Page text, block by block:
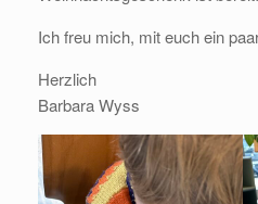
Ich freu mich, mit euch ein
Herzlich
Barbara Wyss